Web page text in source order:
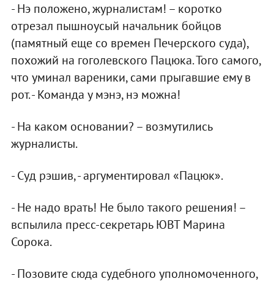
- Нэ положено, журналистам! – коротко
отрезал пышноусый начальник бойцов
(памятный еще со времен Печерского суда),
похожий на гоголевского Пацюка. Того самого,
что уминал вареники, сами прыгавшие ему в
рот. - Команда у мэнэ, нэ можна!
- На каком основании? – возмутились
журналисты.
- Суд рэшив, - аргументировал «Пацюк».
- Не надо врать! Не было такого решения! –
вспылила пресс-секретарь ЮВТ Марина
Сорока.
- Позовите сюда судебного уполномоченного,